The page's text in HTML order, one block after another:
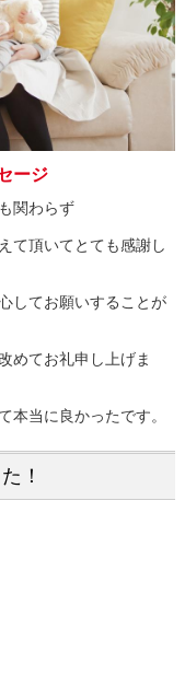
ージ
関わらず
て頂いてとても感謝し
してお願いすることが
めてお礼申し上げま
本当に良かったです。
！